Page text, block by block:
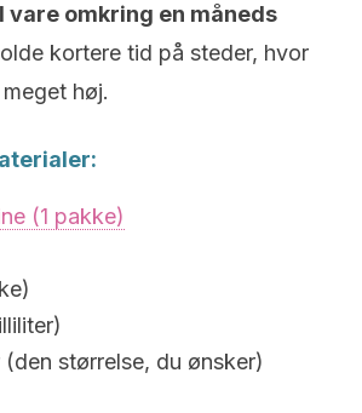
vare omkring en måneds
kortere tid på steder, hvor
høj.
(1 pakke)
(den størrelse, du ønsker)